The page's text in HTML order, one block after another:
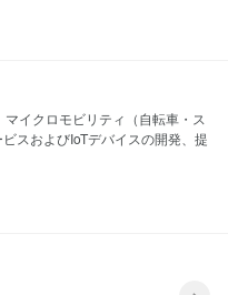
イクロモビリティ（自転車・ス
スおよびIoTデバイスの開発、提